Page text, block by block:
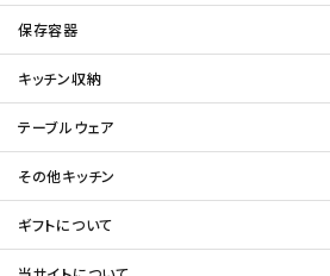
保存容器
キッチン収納
テーブルウェア
その他キッチン
ギフトについて